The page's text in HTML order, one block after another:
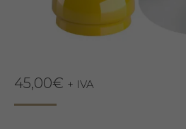
45,00€ + IVA